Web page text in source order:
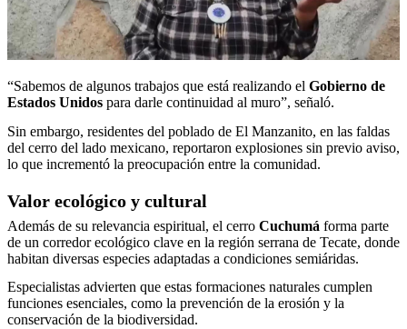
“Sabemos de algunos trabajos que está realizando el Gobierno de
Estados Unidos para darle continuidad al muro”, señaló.
Sin embargo, residentes del poblado de El Manzanito, en las faldas
del cerro del lado mexicano, reportaron explosiones sin previo aviso,
lo que incrementó la preocupación entre la comunidad.
Valor ecológico y cultural
Además de su relevancia espiritual, el cerro Cuchumá forma parte
de un corredor ecológico clave en la región serrana de Tecate, donde
habitan diversas especies adaptadas a condiciones semiáridas.
Especialistas advierten que estas formaciones naturales cumplen
funciones esenciales, como la prevención de la erosión y la
conservación de la biodiversidad.